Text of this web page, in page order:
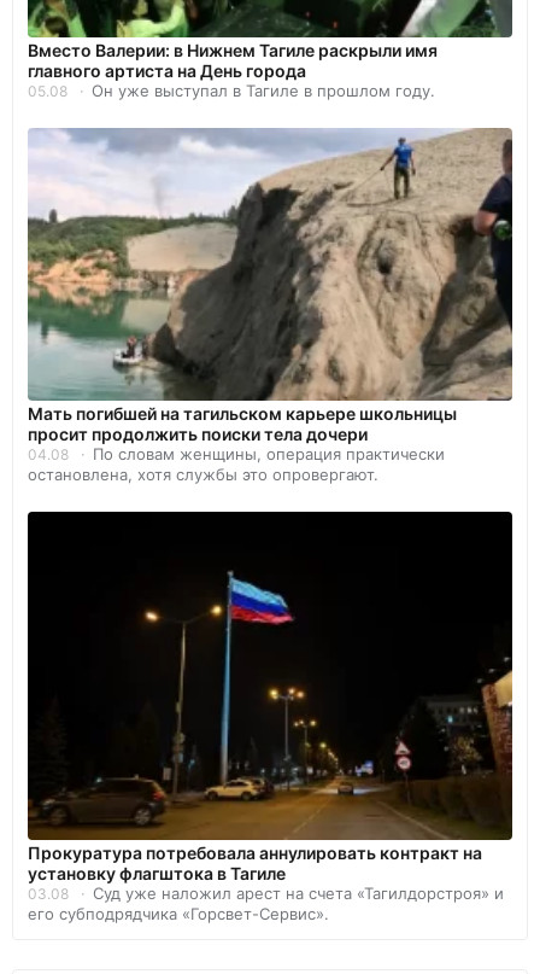
Вместо Валерии: в Нижнем Тагиле раскрыли имя
главного артиста на День города
05.08 Он уже выступал в Тагиле в прошлом году.
Мать погибшей на тагильском карьере школьницы
просит продолжить поиски тела дочери
04.08
По словам женщины, операция практически
остановлена, хотя службы это опровергают.
Прокуратура потребовала аннулировать контракт на
установку флагштока в Тагиле
03.08
Суд уже наложил арест на счета «Тагилдорстроя» и
его субподрядчика «Горсвет-Сервис».